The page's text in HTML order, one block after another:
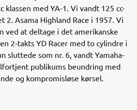
klassen med YA-1. Vi vandt 125 cc-
2. Asama Highland Race i 1957. Vi
ved at deltage i det amerikanske
2-takts YD Racer med to cylindre i
sluttede som nr. 6, vandt Yamaha-
publikums beundring med
og kompromisløse kørsel.